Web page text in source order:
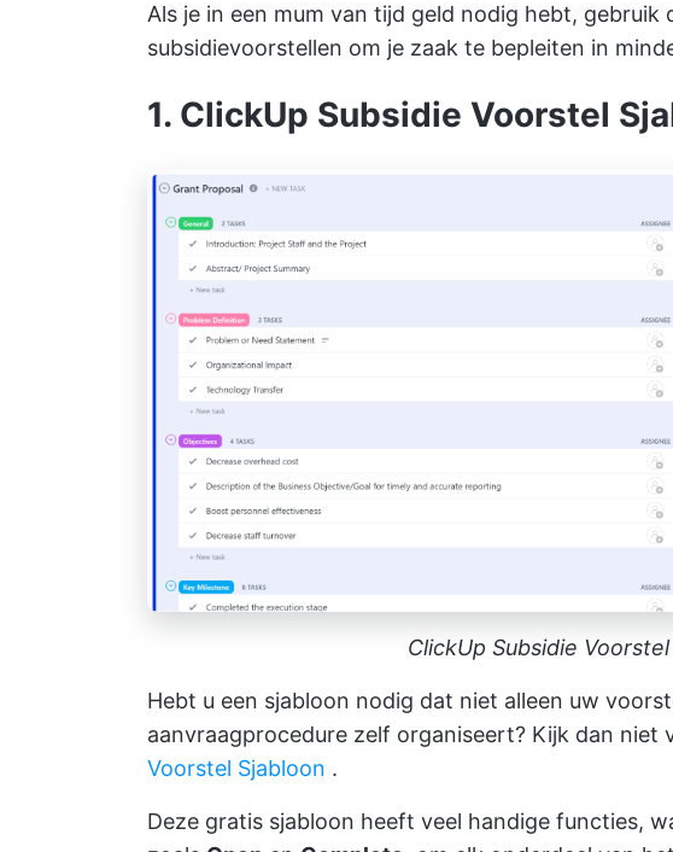
Als je in een mum van tijd geld nodig hebt, gebruik
subsidievoorstellen om je zaak te bepleiten in
1. ClickUp Subsidie Voorstel
ClickUp Subsidie
Hebt u een sjabloon nodig dat niet alleen uw
aanvraagprocedure zelf organiseert? Kijk dan niet
Voorstel Sjabloon .
Deze gratis sjabloon heeft veel handige functies,